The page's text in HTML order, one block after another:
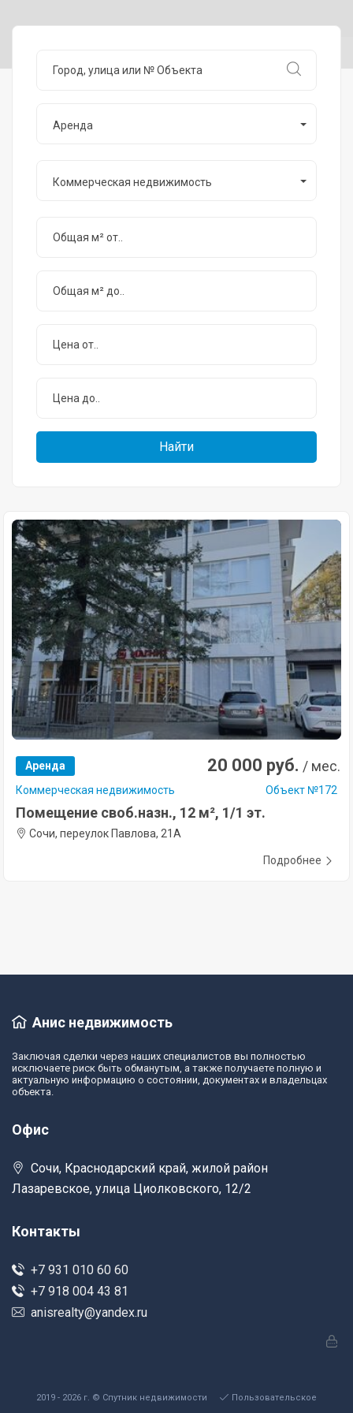
Аренда
Коммерческая недвижимость
Аренда 20 000 руб. / мес.
Коммерческая недвижимость Объект №172
Помещение своб.назн., 12 м², 1/1 эт.
Сочи, переулок Павлова, 21А
Подробнее
Анис недвижимость
Заключая сделки через наших специалистов вы полностью
исключаете риск быть обманутым, а также получаете полную и
актуальную информацию о состоянии, документах и владельцах
объекта.
Офис
Сочи, Краснодарский край, жилой район
Лазаревское, улица Циолковского, 12/2
Контакты
+7 931 010 60 60
+7 918 004 43 81
anisrealty@yandex.ru
2019 - 2026 г. © Спутник недвижимости
Пользовательское